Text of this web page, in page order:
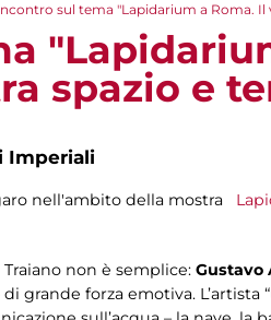
sul tema "Lapidarium a Roma.
spazio e
Imperiali
nell'ambito della mostra
non è semplice: Gustavo
grande forza emotiva. L’artista